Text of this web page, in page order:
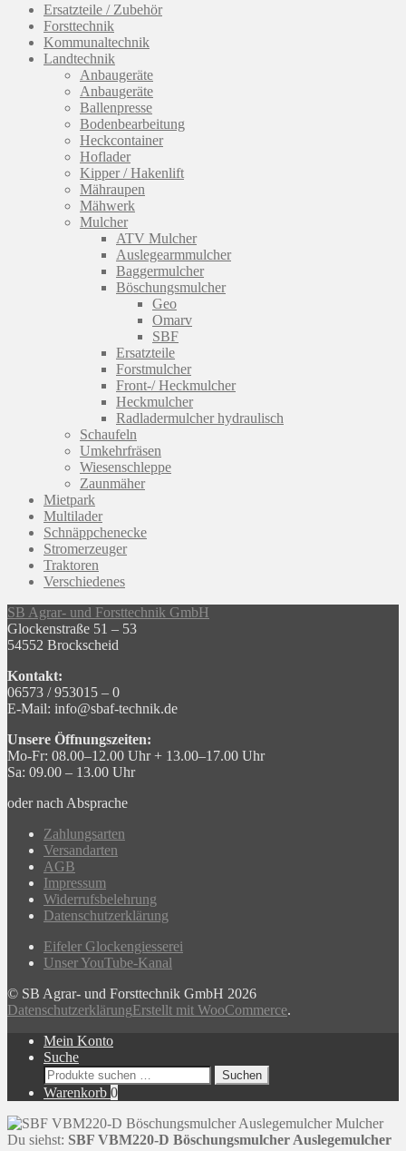
Ersatzteile / Zubehör
Forsttechnik
Kommunaltechnik
Landtechnik
Anbaugeräte
Anbaugeräte
Ballenpresse
Bodenbearbeitung
Heckcontainer
Hoflader
Kipper / Hakenlift
Mähraupen
Mähwerk
Mulcher
ATV Mulcher
Auslegearmmulcher
Baggermulcher
Böschungsmulcher
Geo
Omarv
SBF
Ersatzteile
Forstmulcher
Front-/ Heckmulcher
Heckmulcher
Radladermulcher hydraulisch
Schaufeln
Umkehrfräsen
Wiesenschleppe
Zaunmäher
Mietpark
Multilader
Schnäppchenecke
Stromerzeuger
Traktoren
Verschiedenes
SB Agrar- und Forsttechnik GmbH
Glockenstraße 51 – 53
54552 Brockscheid
Kontakt:
06573 / 953015 – 0
E-Mail: info@sbaf-technik.de
Unsere Öffnungszeiten:
Mo-Fr: 08.00–12.00 Uhr + 13.00–17.00 Uhr
Sa: 09.00 – 13.00 Uhr
oder nach Absprache
Zahlungsarten
Versandarten
AGB
Impressum
Widerrufsbelehrung
Datenschutzerklärung
Eifeler Glockengiesserei
Unser YouTube-Kanal
© SB Agrar- und Forsttechnik GmbH 2026
DatenschutzerklärungErstellt mit WooCommerce.
Mein Konto
Suche
Suchen
nach:
Suchen
Warenkorb 0
Du siehst: SBF VBM220-D Böschungsmulcher Auslegemulcher